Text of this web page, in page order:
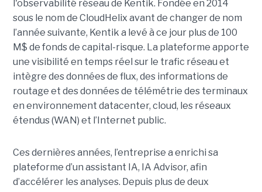
l'observabilité réseau de Kentik. Fondée en 2014
sous le nom de CloudHelix avant de changer de nom
l’année suivante, Kentik a levé à ce jour plus de 100
M$ de fonds de capital-risque. La plateforme apporte
une visibilité en temps réel sur le trafic réseau et
intègre des données de flux, des informations de
routage et des données de télémétrie des terminaux
en environnement datacenter, cloud, les réseaux
étendus (WAN) et l’Internet public.
Ces dernières années, l’entreprise a enrichi sa
plateforme d’un assistant IA, IA Advisor, afin
d’accélérer les analyses. Depuis plus de deux